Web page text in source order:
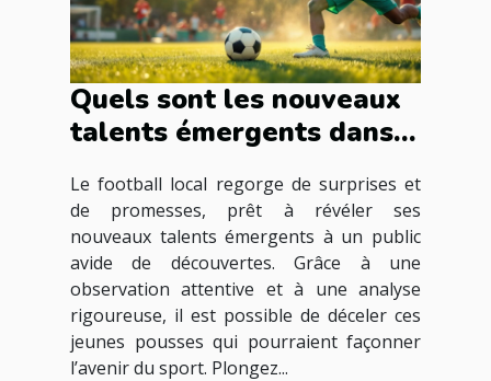
Quels sont les nouveaux
talents émergents dans
Le football local regorge de surprises et
de promesses, prêt à révéler ses
nouveaux talents émergents à un public
avide de découvertes. Grâce à une
observation attentive et à une analyse
rigoureuse, il est possible de déceler ces
jeunes pousses qui pourraient façonner
l’avenir du sport. Plongez...